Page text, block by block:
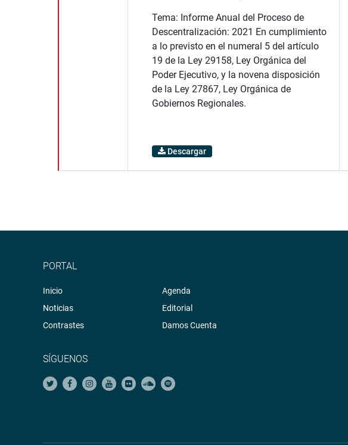
Tema: Informe Anual del Proceso de
Descentralización: 2021 En cumplimiento
a lo previsto en el numeral 5 del artículo
19 de la Ley 29158, Ley Orgánica del
Poder Ejecutivo, y la novena disposición
de la Ley 27867, Ley Orgánica de
Gobiernos Regionales.
Descargar
PORTAL
Inicio
Noticias
Contrastes
Agenda
Editorial
Damos Cuenta
SÍGUENOS